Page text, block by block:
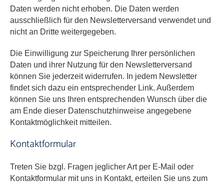
Daten werden nicht erhoben. Die Daten werden
ausschließlich für den Newsletterversand verwendet und
nicht an Dritte weitergegeben.
Die Einwilligung zur Speicherung Ihrer persönlichen
Daten und ihrer Nutzung für den Newsletterversand
können Sie jederzeit widerrufen. In jedem Newsletter
findet sich dazu ein entsprechender Link. Außerdem
können Sie uns Ihren entsprechenden Wunsch über die
am Ende dieser Datenschutzhinweise angegebene
Kontaktmöglichkeit mitteilen.
Kontaktformular
Treten Sie bzgl. Fragen jeglicher Art per E-Mail oder
Kontaktformular mit uns in Kontakt, erteilen Sie uns zum